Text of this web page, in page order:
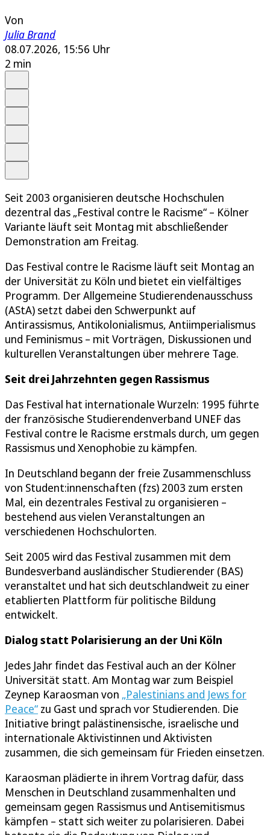
Von
Julia Brand
08.07.2026, 15:56 Uhr
2 min
Seit 2003 organisieren deutsche Hochschulen
dezentral das „Festival contre le Racisme“ – Kölner
Variante läuft seit Montag mit abschließender
Demonstration am Freitag.
Das Festival contre le Racisme läuft seit Montag an
der Universität zu Köln und bietet ein vielfältiges
Programm. Der Allgemeine Studierendenausschuss
(AStA) setzt dabei den Schwerpunkt auf
Antirassismus, Antikolonialismus, Antiimperialismus
und Feminismus – mit Vorträgen, Diskussionen und
kulturellen Veranstaltungen über mehrere Tage.
Seit drei Jahrzehnten gegen Rassismus
Das Festival hat internationale Wurzeln: 1995 führte
der französische Studierendenverband UNEF das
Festival contre le Racisme erstmals durch, um gegen
Rassismus und Xenophobie zu kämpfen.
In Deutschland begann der freie Zusammenschluss
von Student:innenschaften (fzs) 2003 zum ersten
Mal, ein dezentrales Festival zu organisieren –
bestehend aus vielen Veranstaltungen an
verschiedenen Hochschulorten.
Seit 2005 wird das Festival zusammen mit dem
Bundesverband ausländischer Studierender (BAS)
veranstaltet und hat sich deutschlandweit zu einer
etablierten Plattform für politische Bildung
entwickelt.
Dialog statt Polarisierung an der Uni Köln
Jedes Jahr findet das Festival auch an der Kölner
Universität statt. Am Montag war zum Beispiel
Zeynep Karaosman von „Palestinians and Jews for
Peace“ zu Gast und sprach vor Studierenden. Die
Initiative bringt palästinensische, israelische und
internationale Aktivistinnen und Aktivisten
zusammen, die sich gemeinsam für Frieden einsetzen.
Karaosman plädierte in ihrem Vortrag dafür, dass
Menschen in Deutschland zusammenhalten und
gemeinsam gegen Rassismus und Antisemitismus
kämpfen – statt sich weiter zu polarisieren. Dabei